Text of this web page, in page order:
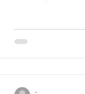
lange ist es her,
gemacht wurden
-